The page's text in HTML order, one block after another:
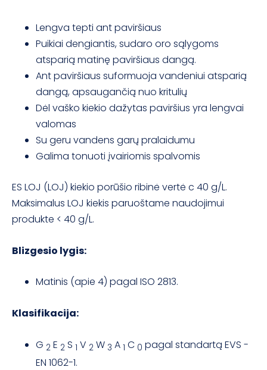
Lengva tepti ant paviršiaus
Puikiai dengiantis, sudaro oro sąlygoms
atsparią matinę paviršiaus dangą.
Ant paviršiaus suformuoja vandeniui atsparią
dangą, apsaugančią nuo kritulių
Dėl vaško kiekio dažytas paviršius yra lengvai
valomas
Su geru vandens garų pralaidumu
Galima tonuoti įvairiomis spalvomis
ES LOJ (LOJ) kiekio porūšio ribinė vertė c 40 g/L.
Maksimalus LOJ kiekis paruoštame naudojimui
produkte < 40 g/L.
Blizgesio lygis:
Matinis (apie 4) pagal ISO 2813.
Klasifikacija:
G 2 E 2 S 1 V 2 W 3 A 1 C 0 pagal standartą EVS -
EN 1062-1.